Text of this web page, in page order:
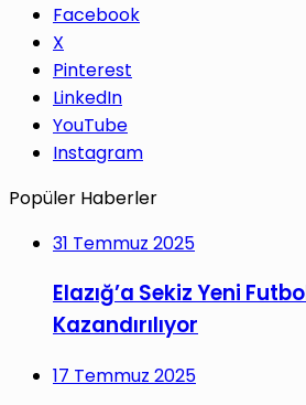
Facebook
X
Pinterest
LinkedIn
YouTube
Instagram
Popüler Haberler
31 Temmuz 2025
Elazığ’a Sekiz Yeni
Kazandırılıyor
17 Temmuz 2025